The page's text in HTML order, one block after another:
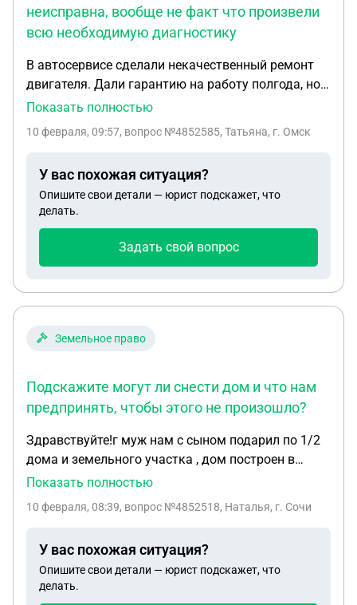
неисправна, вообще не факт что произвели
всю необходимую диагностику
В автосервисе сделали некачественный ремонт
двигателя. Дали гарантию на работу полгода, но
неисправность не исчезала и усугубилась. В
естественный износ детали. Однако при
что деталь износилась и неисправна, вообще не
факт что произвели всю необходимую
диагностику. Ремонт стоил немалую сумму.
Показать полностью
10 февраля, 09:57, вопрос №4852585, Татьяна, г. Омск
У вас похожая ситуация?
Опишите свои детали — юрист подскажет, что
делать.
Задать свой вопрос
Земельное право
Подскажите могут ли снести дом и что нам
предпринять, чтобы этого не произошло?
Здравствуйте!г муж нам с сыном подарил по 1/2
дома и земельного участка , дом построен в
2011г и оформлен по дачной амнистии ,
подала иск о признании дома самовольной
и дом превышает коэффициент застройки . Дом
площадью 359м2 изначально оформлялся по
этим размерам , не увеличивался , высота 11.4 ,
Показать полностью
10 февраля, 08:39, вопрос №4852518, Наталья, г. Сочи
У вас похожая ситуация?
Опишите свои детали — юрист подскажет, что
делать.